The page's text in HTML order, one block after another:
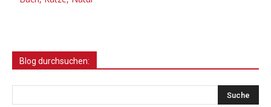
Blog durchsuchen: